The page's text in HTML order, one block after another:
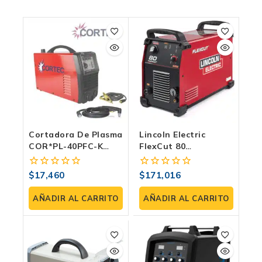
Cortadora De Plasma
COR*PL-40PFC-K
Para Metal | 40 Amp
0
fuera
de
5
$17,460
AÑADIR AL CARRITO
Lincoln Electric
FlexCut 80
Cortadora De Plasma
| 80A CNC Y Manual |
Solda Express
0
fuera
de
5
$171,016
AÑADIR AL CARRITO